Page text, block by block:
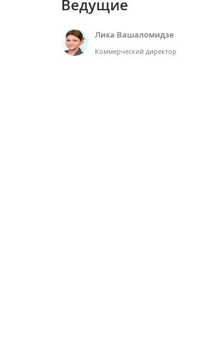
Ведущие
Лика Вашаломидзе
Коммерческий директор